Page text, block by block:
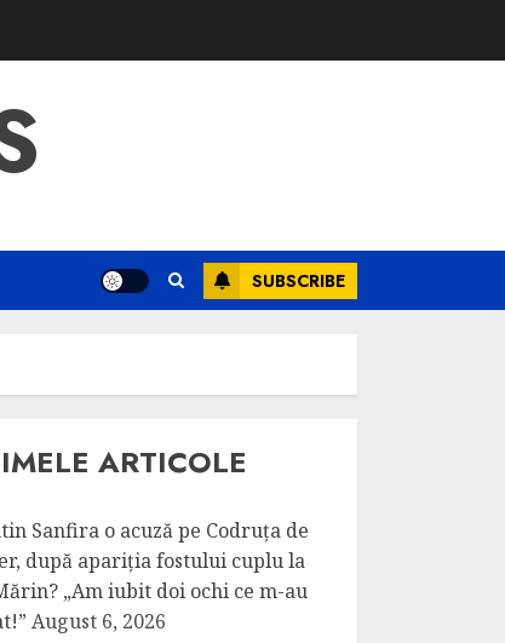
SUBSCRIBE
ARTICOLE
Sanfira o acuză pe Codruța de
după apariția fostului cuplu la
„Am iubit doi ochi ce m-au
August 6, 2026